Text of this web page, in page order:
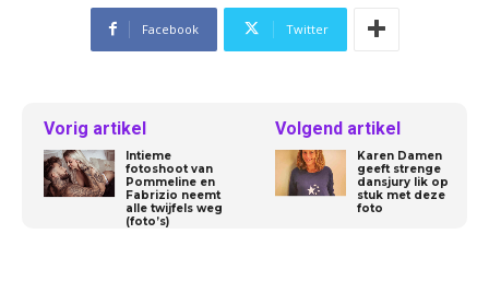
Facebook Twitter
Vorig artikel
Intieme
fotoshoot van
Pommeline en
Fabrizio neemt
alle twijfels weg
(foto’s)
Volgend artikel
Karen Damen
geeft strenge
dansjury lik op
stuk met deze
foto